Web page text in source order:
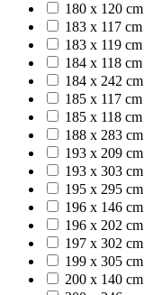
180 x 120 cm
183 x 117 cm
183 x 119 cm
184 x 118 cm
184 x 242 cm
185 x 117 cm
185 x 118 cm
188 x 283 cm
193 x 209 cm
193 x 303 cm
195 x 295 cm
196 x 146 cm
196 x 202 cm
197 x 302 cm
199 x 305 cm
200 x 140 cm